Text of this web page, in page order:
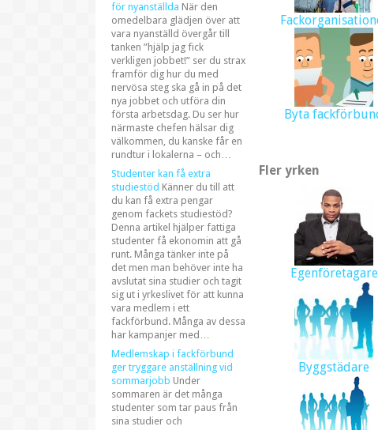
för nyanställda När den
omedelbara glädjen över att
vara nyanställd övergår till
tanken ”hjälp jag fick
verkligen jobbet!” ser du strax
framför dig hur du med
nervösa steg ska gå in på det
nya jobbet och utföra din
första arbetsdag. Du ser hur
närmaste chefen hälsar dig
välkommen, du kanske får en
rundtur i lokalerna – och…
Studenter kan få extra
studiestöd Känner du till att
du kan få extra pengar
genom fackets studiestöd?
Denna artikel hjälper fattiga
studenter få ekonomin att gå
runt. Många tänker inte på
det men man behöver inte ha
avslutat sina studier och tagit
sig ut i yrkeslivet för att kunna
vara medlem i ett
fackförbund. Många av dessa
har kampanjer med…
Medlemskap i fackförbund
ger tryggare anställning vid
sommarjobb Under
sommaren är det många
studenter som tar paus från
sina studier och
Byta
Fler yrken
Egenföretagare
Byggstädare